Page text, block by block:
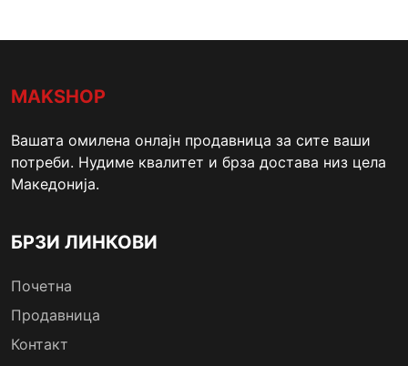
MAKSHOP
Вашата омилена онлајн продавница за сите ваши
потреби. Нудиме квалитет и брза достава низ цела
Македонија.
БРЗИ ЛИНКОВИ
Почетна
Продавница
Контакт